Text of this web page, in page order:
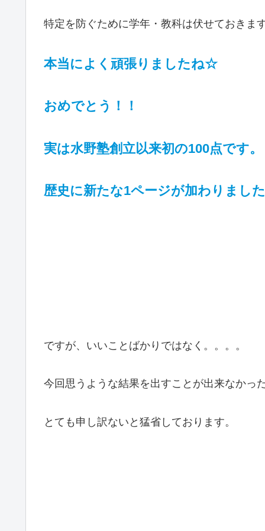
特定を防ぐために学年・教科は伏せておきます
本当によく頑張りましたね☆
おめでとう！！
実は水野塾創立以来初の100点です。
歴史に新たな1ページが加わりました
ですが、いいことばかりではなく。。。。
今回思うような結果を出すことが出来なかっ
とても申し訳ないと猛省しております。